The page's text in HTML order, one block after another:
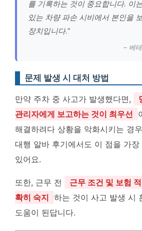
를 기록하는 것이 중요합니다. 이
있는 차량 파손 시비에서 본인을
장치입니다.”
– 베
문제 발생 시 대처 방법
만약 주차 중 사고가 발생했다면,
관리자에게 보고하는 것이 최우선
해결하려다 상황을 악화시키는 경
대행 알바 후기에서도 이 점을 가장
있어요.
또한, 근무 전
근무 조건 및 보험
확히 숙지 하는 것이 사고 발생 시
도움이 된답니다.